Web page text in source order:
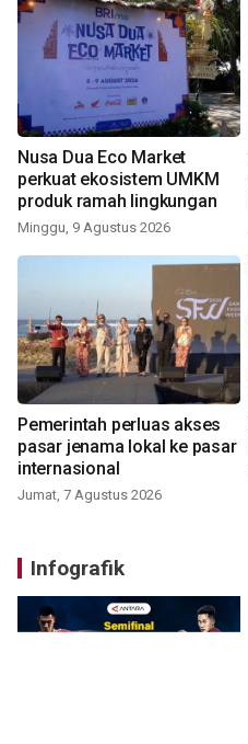
Nusa Dua Eco Market
perkuat ekosistem UMKM
produk ramah lingkungan
Minggu, 9 Agustus 2026
Pemerintah perluas akses
pasar jenama lokal ke pasar
internasional
Jumat, 7 Agustus 2026
Infografik